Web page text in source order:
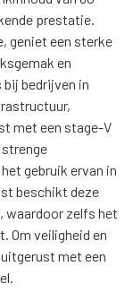
prestatie.
geniet een sterke
en
bedrijven in
met een stage-V
gebruik ervan in
beschikt deze
waardoor zelfs het
Om veiligheid en
met een